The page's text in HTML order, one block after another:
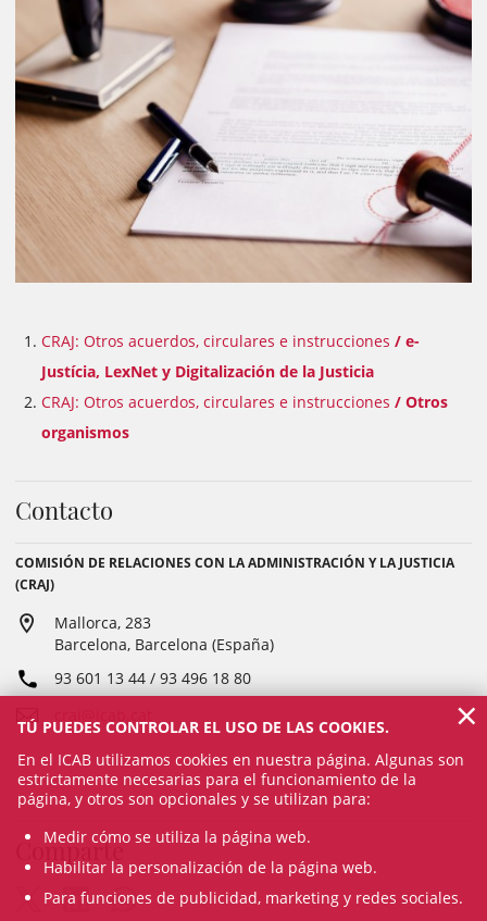
CRAJ: Otros acuerdos, circulares e instrucciones / e-
Justícia, LexNet y Digitalización de la Justicia
CRAJ: Otros acuerdos, circulares e instrucciones / Otros
organismos
Contacto
COMISIÓN DE RELACIONES CON LA ADMINISTRACIÓN Y LA JUSTICIA
(CRAJ)
Mallorca, 283
Barcelona, Barcelona (España)
93 601 13 44 / 93 496 18 80
Comparte
TÚ PUEDES CONTROLAR EL USO DE LAS COOKIES.
En el ICAB utilizamos cookies en nuestra página. Algunas son
estrictamente necesarias para el funcionamiento de la
página, y otros son opcionales y se utilizan para:
Medir cómo se utiliza la página web.
Habilitar la personalización de la página web.
Para funciones de publicidad, marketing y redes sociales.
×